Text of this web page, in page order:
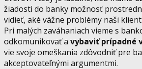
žiadosti do banky možnosť
vidieť, aké vážne problémy naši
Pri malých zaváhaniach vieme s
odkomunikovať a vybaviť prípadné
vie svoje omeškania zdôvodniť pre
akceptovateľnými argumentmi.